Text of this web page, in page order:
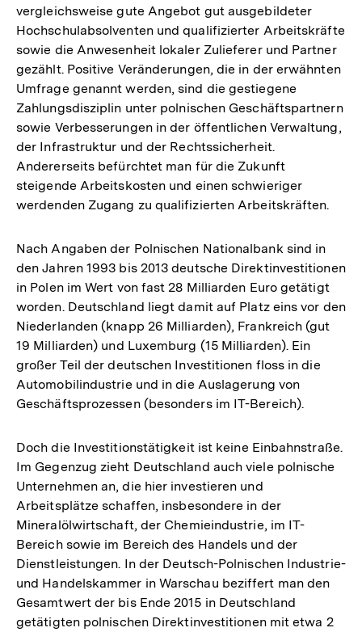
vergleichsweise gute Angebot gut ausgebildeter
Hochschulabsolventen und qualifizierter Arbeitskräfte
sowie die Anwesenheit lokaler Zulieferer und Partner
gezählt. Positive Veränderungen, die in der erwähnten
Umfrage genannt werden, sind die gestiegene
Zahlungsdisziplin unter polnischen Geschäftspartnern
sowie Verbesserungen in der öffentlichen Verwaltung,
der Infrastruktur und der Rechtssicherheit.
Andererseits befürchtet man für die Zukunft
steigende Arbeitskosten und einen schwieriger
werdenden Zugang zu qualifizierten Arbeitskräften.
Nach Angaben der Polnischen Nationalbank sind in
den Jahren 1993 bis 2013 deutsche Direktinvestitionen
in Polen im Wert von fast 28 Milliarden Euro getätigt
worden. Deutschland liegt damit auf Platz eins vor den
Niederlanden (knapp 26 Milliarden), Frankreich (gut
19 Milliarden) und Luxemburg (15 Milliarden). Ein
großer Teil der deutschen Investitionen floss in die
Automobilindustrie und in die Auslagerung von
Geschäftsprozessen (besonders im IT-Bereich).
Doch die Investitionstätigkeit ist keine Einbahnstraße.
Im Gegenzug zieht Deutschland auch viele polnische
Unternehmen an, die hier investieren und
Arbeitsplätze schaffen, insbesondere in der
Mineralölwirtschaft, der Chemieindustrie, im IT-
Bereich sowie im Bereich des Handels und der
Dienstleistungen. In der Deutsch-Polnischen Industrie-
und Handelskammer in Warschau beziffert man den
Gesamtwert der bis Ende 2015 in Deutschland
getätigten polnischen Direktinvestitionen mit etwa 2